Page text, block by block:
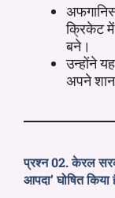
क्रिकेट
बने।
उन्होंने
अपने
प्रश्न 02. केरल
आपदा’ घोषित किया